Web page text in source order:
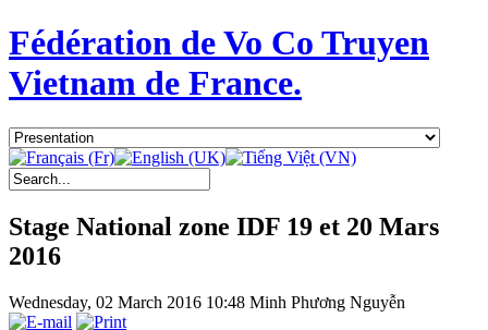
Fédération de Vo Co Truyen
Vietnam de France.
Stage National zone IDF 19 et 20 Mars
2016
Wednesday, 02 March 2016 10:48 Minh Phương Nguyễn